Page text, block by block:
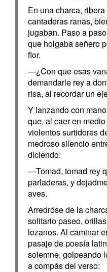
En una charca,
cantaderas ranas,
jugaban. Paso a
que holgaba señero
flor.
—¿Con que esas
demandarle rey a
risa, al recordar un
Y lanzando con
que, al caer en
violentos surtidores
medroso silencio
diciendo:
—Tomad, tomad rey
parladeras, y
aves.
Arredróse de la
solitario paseo,
lozanos. Al caminar
pasaje de poesía
solemne, golpeando
a compás del verso: